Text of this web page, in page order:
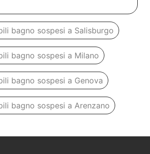
bagno sospesi a Salisburgo
bagno sospesi a Milano
bagno sospesi a Genova
bagno sospesi a Arenzano